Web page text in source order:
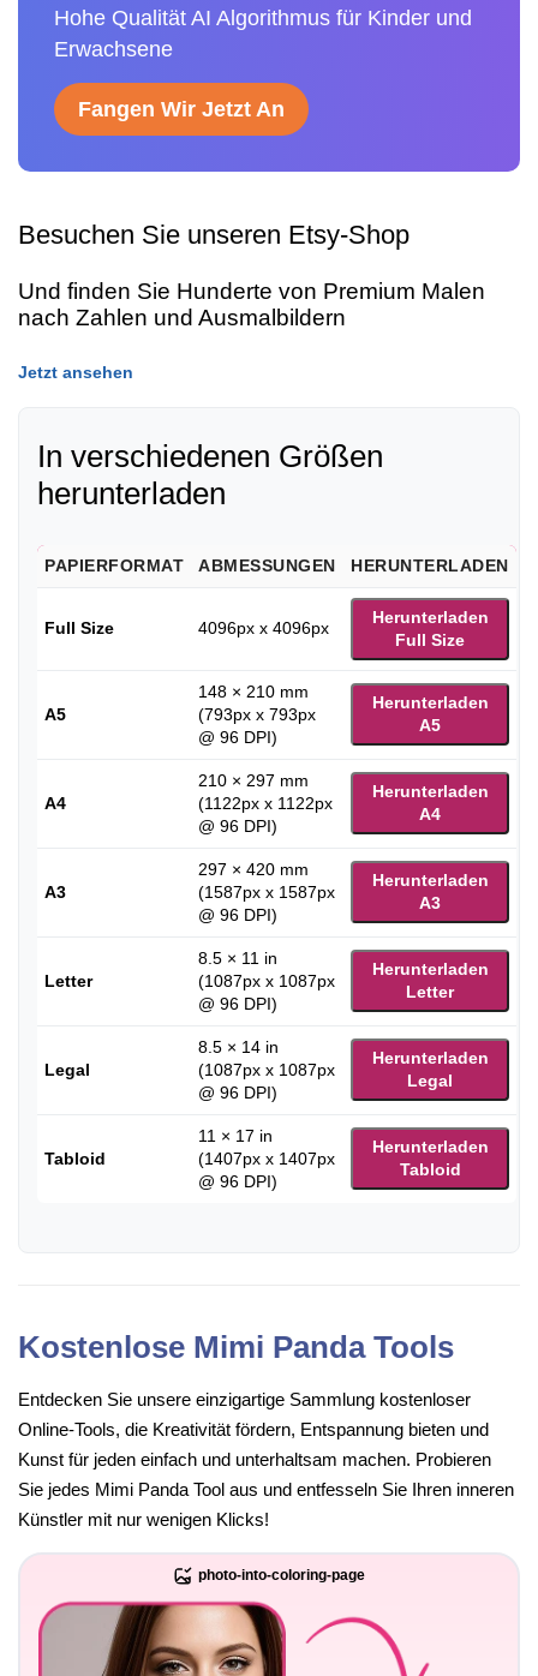
Hohe Qualität AI Algorithmus für Kinder und
Erwachsene
Fangen Wir Jetzt An
Besuchen Sie unseren Etsy-Shop
Und finden Sie Hunderte von Premium Malen
nach Zahlen und Ausmalbildern
Jetzt ansehen
In verschiedenen Größen
herunterladen
PAPIERFORMAT ABMESSUNGEN HERUNTERLADEN
Full Size 4096px x 4096px
Herunterladen
Full Size
A5
148 × 210 mm
(793px x 793px
@ 96 DPI)
Herunterladen
A5
A4
210 × 297 mm
(1122px x 1122px
@ 96 DPI)
Herunterladen
A4
A3
297 × 420 mm
(1587px x 1587px
@ 96 DPI)
Herunterladen
A3
Letter
8.5 × 11 in
(1087px x 1087px
@ 96 DPI)
Herunterladen
Letter
Legal
8.5 × 14 in
(1087px x 1087px
@ 96 DPI)
Herunterladen
Legal
Tabloid
11 × 17 in
(1407px x 1407px
@ 96 DPI)
Herunterladen
Tabloid
Kostenlose Mimi Panda Tools
Entdecken Sie unsere einzigartige Sammlung kostenloser
Online-Tools, die Kreativität fördern, Entspannung bieten und
Kunst für jeden einfach und unterhaltsam machen. Probieren
Sie jedes Mimi Panda Tool aus und entfesseln Sie Ihren inneren
Künstler mit nur wenigen Klicks!
photo-into-coloring-page